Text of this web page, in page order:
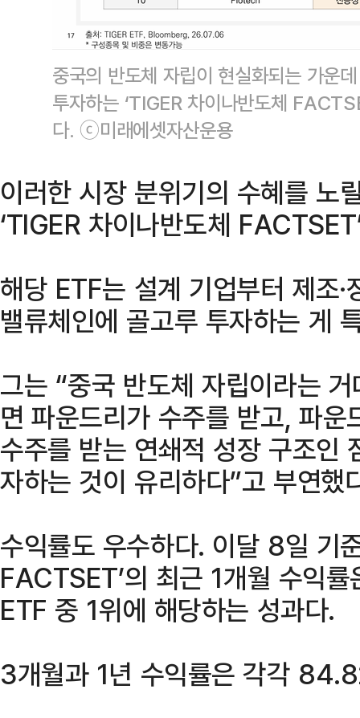
중국의 반도체 자립이 현실화되는 가운
투자하는 ‘TIGER 차이나반도체
다. ⓒ미래에셋자산운용
이러한 시장 분위기의 수혜를 노
‘TIGER 차이나반도체
해당 ETF는 설계 기업부터 제조·
밸류체인에 골고루 투자하는 게
그는 “중국 반도체 자립이라는
면 파운드리가 수주를 받고, 파
수주를 받는 연쇄적 성장 구조인
자하는 것이 유리하다”고 부연했
수익률도 우수하다. 이달 8일 기
FACTSET’의 최근 1개월 수익
ETF 중 1위에 해당하는 성과다.
3개월과 1년 수익률은 각각